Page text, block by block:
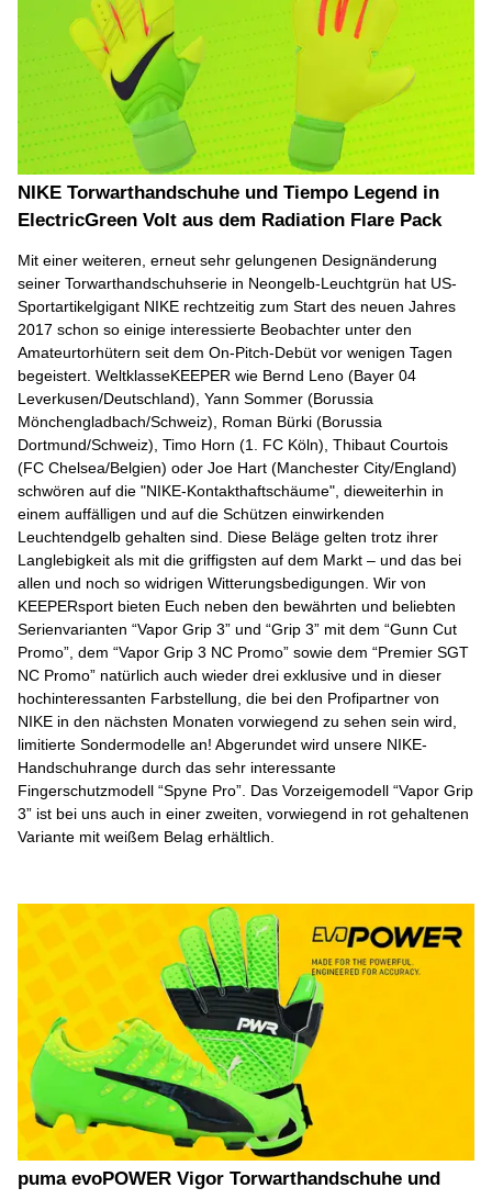
NIKE Torwarthandschuhe und Tiempo Legend in
ElectricGreen Volt aus dem Radiation Flare Pack
Mit einer weiteren, erneut sehr gelungenen Designänderung
seiner Torwarthandschuhserie in Neongelb-Leuchtgrün hat US-
Sportartikelgigant NIKE rechtzeitig zum Start des neuen Jahres
2017 schon so einige interessierte Beobachter unter den
Amateurtorhütern seit dem On-Pitch-Debüt vor wenigen Tagen
begeistert. WeltklasseKEEPER wie Bernd Leno (Bayer 04
Leverkusen/Deutschland), Yann Sommer (Borussia
Mönchengladbach/Schweiz), Roman Bürki (Borussia
Dortmund/Schweiz), Timo Horn (1. FC Köln), Thibaut Courtois
(FC Chelsea/Belgien) oder Joe Hart (Manchester City/England)
schwören auf die "NIKE-Kontakthaftschäume", dieweiterhin in
einem auffälligen und auf die Schützen einwirkenden
Leuchtendgelb gehalten sind. Diese Beläge gelten trotz ihrer
Langlebigkeit als mit die griffigsten auf dem Markt – und das bei
allen und noch so widrigen Witterungsbedigungen. Wir von
KEEPERsport bieten Euch neben den bewährten und beliebten
Serienvarianten “Vapor Grip 3” und “Grip 3” mit dem “Gunn Cut
Promo”, dem “Vapor Grip 3 NC Promo” sowie dem “Premier SGT
NC Promo” natürlich auch wieder drei exklusive und in dieser
hochinteressanten Farbstellung, die bei den Profipartner von
NIKE in den nächsten Monaten vorwiegend zu sehen sein wird,
limitierte Sondermodelle an! Abgerundet wird unsere NIKE-
Handschuhrange durch das sehr interessante
Fingerschutzmodell “Spyne Pro”. Das Vorzeigemodell “Vapor Grip
3” ist bei uns auch in einer zweiten, vorwiegend in rot gehaltenen
Variante mit weißem Belag erhältlich.
puma evoPOWER Vigor Torwarthandschuhe und